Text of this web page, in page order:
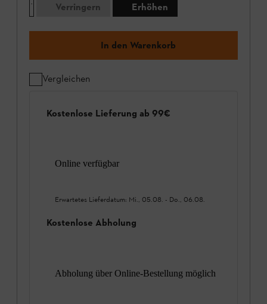
Verringern
Erhöhen
In den Warenkorb
Vergleichen
Kostenlose Lieferung ab 99€
Online verfügbar
Erwartetes Lieferdatum: Mi., 05.08. - Do., 06.08.
Kostenlose Abholung
Abholung über Online-Bestellung möglich